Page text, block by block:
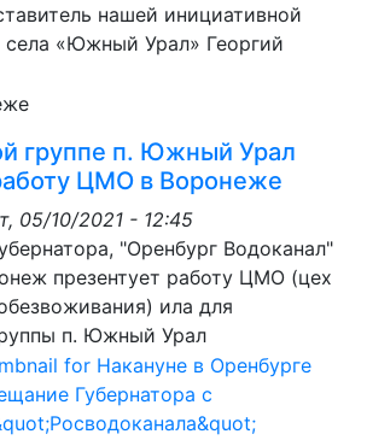
нашей инициативной
села «Южный Урал» Георгий
группе п. Южный Урал
ЦМО в Воронеже
05/10/2021 - 12:45
"Оренбург Водоканал"
презентует работу ЦМО (цех
ила для
п. Южный Урал